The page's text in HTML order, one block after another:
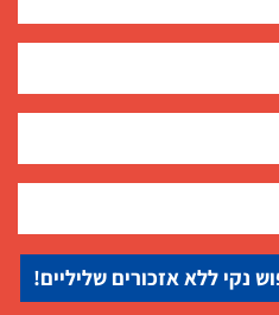
נקי ללא אזכורים שליליים!